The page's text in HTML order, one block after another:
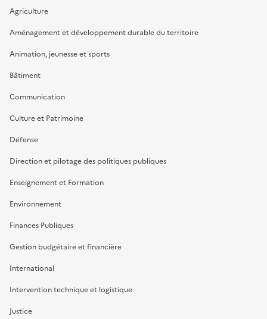
Agriculture
Aménagement et développement durable du territoire
Animation, jeunesse et sports
Bâtiment
Communication
Culture et Patrimoine
Défense
Direction et pilotage des politiques publiques
Enseignement et Formation
Environnement
Finances Publiques
Gestion budgétaire et financière
International
Intervention technique et logistique
Justice